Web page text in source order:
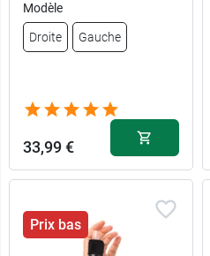
Modèle
Droite Gauche
33,99 €
Prix bas